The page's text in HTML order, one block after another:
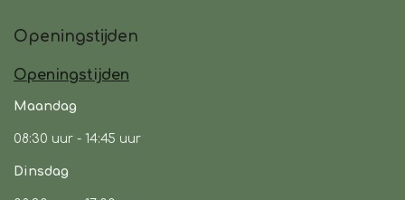
Openingstijden
Openingstijden
Maandag
08:30 uur - 14:45 uur
Dinsdag